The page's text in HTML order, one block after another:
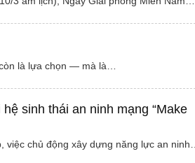
là lựa chọn — mà là…
sinh thái an ninh mạng “Make
việc chủ động xây dựng năng lực an ninh…